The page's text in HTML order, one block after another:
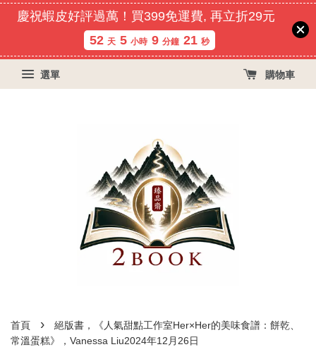
慶祝蝦皮好評過萬！買399免運費, 再立折29元
52 天 5 小時 9 分鐘 20 秒
選單 購物車
首頁 ›
絕版書，《人氣甜點工作室Her×Her的美味食譜：餅乾、
常溫蛋糕》，Vanessa Liu2024年12月26日